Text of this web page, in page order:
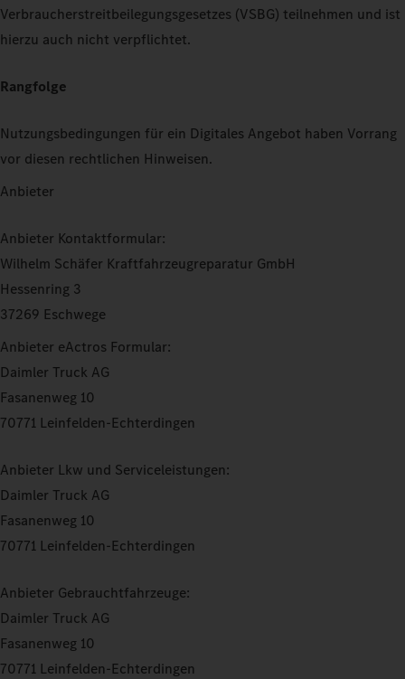
Verbraucherstreitbeilegungsgesetzes (VSBG) teilnehmen und ist
hierzu auch nicht verpflichtet.
Rangfolge
Nutzungsbedingungen für ein Digitales Angebot haben Vorrang
vor diesen rechtlichen Hinweisen.
Anbieter
Anbieter Kontaktformular:
Wilhelm Schäfer Kraftfahrzeugreparatur GmbH
Hessenring 3
37269 Eschwege
Anbieter eActros Formular:
Daimler Truck AG
Fasanenweg 10
70771 Leinfelden-Echterdingen
Anbieter Lkw und Serviceleistungen:
Daimler Truck AG
Fasanenweg 10
70771 Leinfelden-Echterdingen
Anbieter Gebrauchtfahrzeuge:
Daimler Truck AG
Fasanenweg 10
70771 Leinfelden-Echterdingen